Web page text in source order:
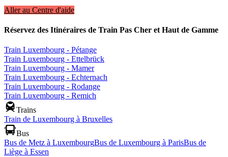
Aller au Centre d'aide
Réservez des Itinéraires de Train Pas Cher et Haut de Gamme
Train Luxembourg - Pétange
Train Luxembourg - Ettelbrück
Train Luxembourg - Mamer
Train Luxembourg - Echternach
Train Luxembourg - Rodange
Train Luxembourg - Remich
Trains
Train de Luxembourg à Bruxelles
Bus
Bus de Metz à LuxembourgBus de Luxembourg à ParisBus de
Liège à Essen